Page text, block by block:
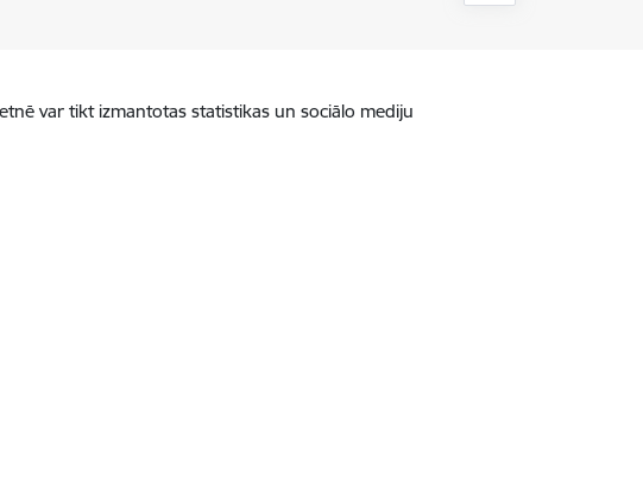
var tikt izmantotas statistikas un sociālo mediju